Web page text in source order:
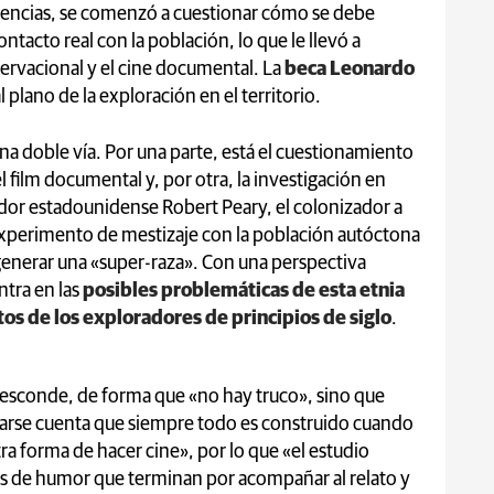
se comenzó a cuestionar cómo se debe
real con la población, lo que le llevó a
y el cine documental. Labeca Leonardo
plano de la exploración en el territorio.
doble vía. Por una parte, está el cuestionamiento
film documental y, por otra, la investigación en
estadounidense Robert Peary, el colonizador a
de mestizaje con la población autóctona
una «super-raza». Con una perspectiva
en lasposibles problemáticas de esta etnia
de los exploradores de principios de siglo.
de forma que «no hay truco», sino que
cuenta que siempre todo es construido cuando
forma de hacer cine», por lo que «el estudio
de humor que terminan por acompañar al relato y